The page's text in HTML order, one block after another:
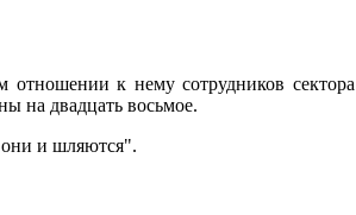
к нему сотрудников сектора
на двадцать восьмое.
они и шляются".